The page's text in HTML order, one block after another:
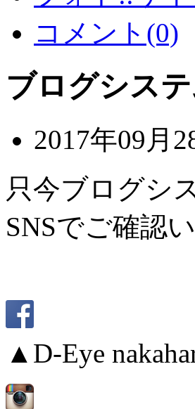
コメント(0)
ブログシス
2017年09月
只今ブログシ
SNSでご確認
▲D-Eye